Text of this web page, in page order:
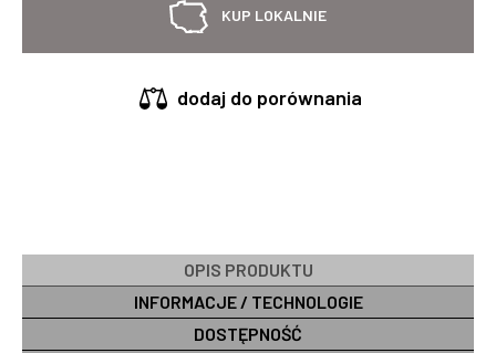
KUP LOKALNIE
dodaj do porównania
OPIS PRODUKTU
INFORMACJE / TECHNOLOGIE
DOSTĘPNOŚĆ